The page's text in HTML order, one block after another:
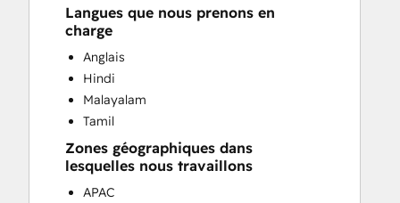
Website Development
Website Migration
Langues que nous prenons en
charge
Anglais
Hindi
Malayalam
Tamil
Zones géographiques dans
lesquelles nous travaillons
APAC